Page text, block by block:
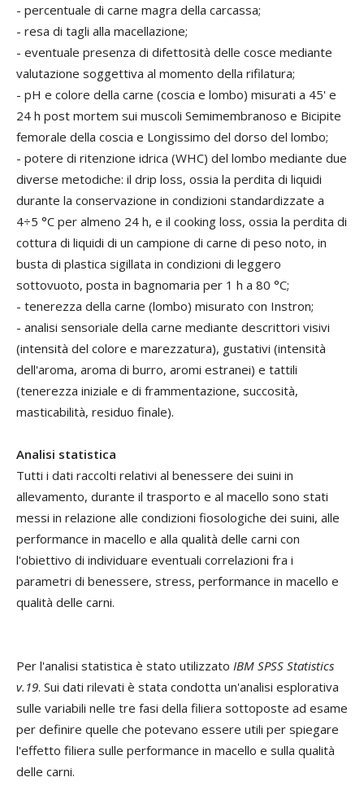
- percentuale di carne magra della carcassa;
- resa di tagli alla macellazione;
- eventuale presenza di difettosità delle cosce mediante
valutazione soggettiva al momento della rifilatura;
- pH e colore della carne (coscia e lombo) misurati a 45' e
24 h post mortem sui muscoli Semimembranoso e Bicipite
femorale della coscia e Longissimo del dorso del lombo;
- potere di ritenzione idrica (WHC) del lombo mediante due
diverse metodiche: il drip loss, ossia la perdita di liquidi
durante la conservazione in condizioni standardizzate a
4÷5 °C per almeno 24 h, e il cooking loss, ossia la perdita di
cottura di liquidi di un campione di carne di peso noto, in
busta di plastica sigillata in condizioni di leggero
sottovuoto, posta in bagnomaria per 1 h a 80 °C;
- tenerezza della carne (lombo) misurato con Instron;
- analisi sensoriale della carne mediante descrittori visivi
(intensità del colore e marezzatura), gustativi (intensità
dell'aroma, aroma di burro, aromi estranei) e tattili
(tenerezza iniziale e di frammentazione, succosità,
masticabilità, residuo finale).
Analisi statistica
Tutti i dati raccolti relativi al benessere dei suini in
allevamento, durante il trasporto e al macello sono stati
messi in relazione alle condizioni fiosologiche dei suini, alle
performance in macello e alla qualità delle carni con
l'obiettivo di individuare eventuali correlazioni fra i
parametri di benessere, stress, performance in macello e
qualità delle carni.
Per l'analisi statistica è stato utilizzato IBM SPSS Statistics
v.19. Sui dati rilevati è stata condotta un'analisi esplorativa
sulle variabili nelle tre fasi della filiera sottoposte ad esame
per definire quelle che potevano essere utili per spiegare
l'effetto filiera sulle performance in macello e sulla qualità
delle carni.